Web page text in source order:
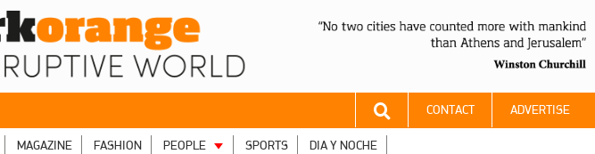
CONTACT ADVERTISE
MAGAZINE FASHION PEOPLE SPORTS DIA Y NOCHE